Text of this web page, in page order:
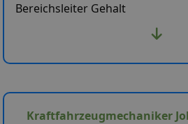
Bereichsleiter Gehalt
Kraftfahrzeugmechaniker